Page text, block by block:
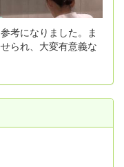
考になりました。ま
られ、大変有意義な